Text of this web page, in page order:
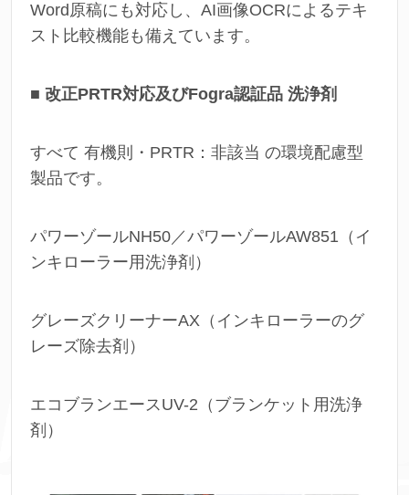
Word原稿にも対応し、AI画像OCRによるテキ
スト比較機能も備えています。
■ 改正PRTR対応及びFogra認証品 洗浄剤
すべて 有機則・PRTR：非該当 の環境配慮型
製品です。
パワーゾールNH50／パワーゾールAW851（イ
ンキローラー用洗浄剤）
グレーズクリーナーAX（インキローラーのグ
レーズ除去剤）
エコブランエースUV-2（ブランケット用洗浄
剤）